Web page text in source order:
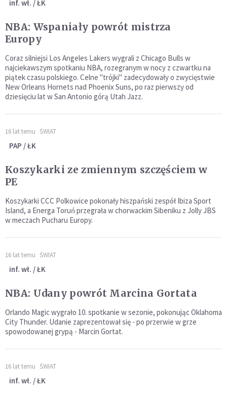
inf. wł. / ŁK
NBA: Wspaniały powrót mistrza
Europy
Coraz silniejsi Los Angeles Lakers wygrali z Chicago Bulls w
najciekawszym spotkaniu NBA, rozegranym w nocy z czwartku na
piątek czasu polskiego. Celne "trójki" zadecydowały o zwycięstwie
New Orleans Hornets nad Phoenix Suns, po raz pierwszy od
dziesięciu lat w San Antonio górą Utah Jazz.
16 lat temu ŚWIAT
PAP / ŁK
Koszykarki ze zmiennym szczęściem w
PE
Koszykarki CCC Polkowice pokonały hiszpański zespół Ibiza Sport
Island, a Energa Toruń przegrała w chorwackim Sibeniku z Jolly JBS
w meczach Pucharu Europy.
16 lat temu ŚWIAT
inf. wł. / ŁK
NBA: Udany powrót Marcina Gortata
Orlando Magic wygrało 10. spotkanie w sezonie, pokonując Oklahoma
City Thunder. Udanie zaprezentował się - po przerwie w grze
spowodowanej grypą - Marcin Gortat.
16 lat temu ŚWIAT
inf. wł. / ŁK